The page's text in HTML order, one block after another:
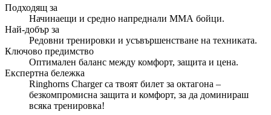
Подходящ за
Начинаещи и средно напреднали ММА бойци.
Най-добър за
Редовни тренировки и усъвършенстване на техниката.
Ключово предимство
Оптимален баланс между комфорт, защита и цена.
Експертна бележка
Ringhorns Charger са твоят билет за октагона –
безкомпромисна защита и комфорт, за да доминираш
всяка тренировка!